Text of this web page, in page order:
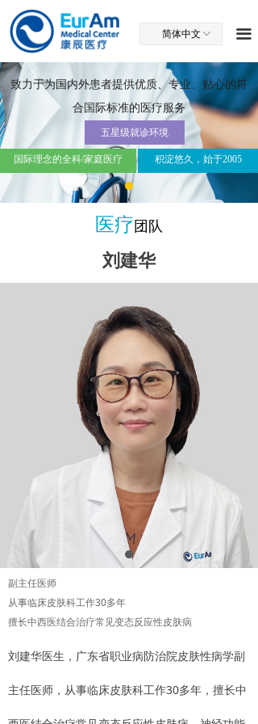
国际理念的全科/家庭医疗 积淀悠久，始于2005
五星级就诊环境
致力于为国内外患者提供优质、专业、贴心的符
合国际标准的医疗服务
ꀅ
简体中文 끀
刘建华
副主任医师
从事临床皮肤科工作30多年
擅长中西医结合治疗常见变态反应性皮肤病
刘建华医生，广东省职业病防治院皮肤性病学副
主任医师，从事临床皮肤科工作30多年，擅长中
医疗 团队